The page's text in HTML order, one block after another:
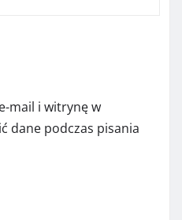
mail i witrynę w
dane podczas pisania